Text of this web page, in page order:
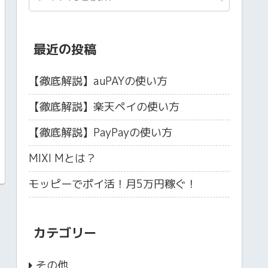
最近の投稿
【徹底解説】auPAYの使い方
【徹底解説】楽天ペイの使い方
【徹底解説】PayPayの使い方
MIXI Mとは？
モッピーでポイ活！月5万円稼ぐ！
カテゴリー